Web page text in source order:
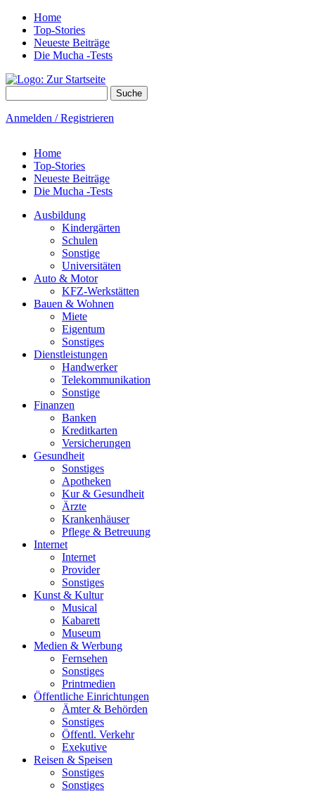
Home
Top-Stories
Neueste Beiträge
Die Mucha -Tests
Anmelden / Registrieren
Home
Top-Stories
Neueste Beiträge
Die Mucha -Tests
Ausbildung
Kindergärten
Schulen
Sonstige
Universitäten
Auto & Motor
KFZ-Werkstätten
Bauen & Wohnen
Miete
Eigentum
Sonstiges
Dienstleistungen
Handwerker
Telekommunikation
Sonstige
Finanzen
Banken
Kreditkarten
Versicherungen
Gesundheit
Sonstiges
Apotheken
Kur & Gesundheit
Ärzte
Krankenhäuser
Pflege & Betreuung
Internet
Internet
Provider
Sonstiges
Kunst & Kultur
Musical
Kabarett
Museum
Medien & Werbung
Fernsehen
Sonstiges
Printmedien
Öffentliche Einrichtungen
Ämter & Behörden
Sonstiges
Öffentl. Verkehr
Exekutive
Reisen & Speisen
Sonstiges
Sonstiges